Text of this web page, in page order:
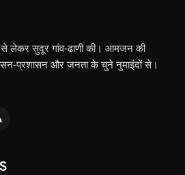
से लेकर सुदूर गांव-ढाणी की। आमजन की
प्रशासन और जनता के चुने नुमाइंदों से।